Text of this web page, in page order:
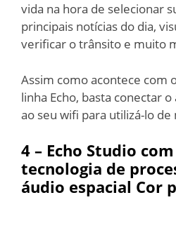
vida na hora de selecionar
principais notícias do dia,
verificar o trânsito e muito
Assim como acontece com
linha Echo, basta conectar
ao seu wifi para utilizá-lo
4 – Echo Studio
tecnologia de
áudio espacial Cor